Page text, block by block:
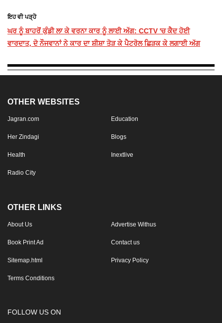
ਇਹ ਵੀ ਪੜ੍ਹੋ
ਘਰ ਨੂੰ ਬਾਹਰੋਂ ਕੁੰਡੀ ਲਾ ਕੇ ਵਰਨਾ ਕਾਰ ਨੂੰ ਲਾਈ ਅੱਗ: CCTV 'ਚ ਕੈਦ ਹੋਈ
ਵਾਰਦਾਤ, ਦੋ ਨੌਜਵਾਨਾਂ ਨੇ ਕਾਰ ਦਾ ਸ਼ੀਸ਼ਾ ਤੋੜ ਕੇ ਪੈਟਰੋਲ ਛਿੜਕ ਕੇ ਲਗਾਈ ਅੱਗ
OTHER WEBSITES
Jagran.com Education
Her Zindagi Blogs
Health Inextlive
Radio City
OTHER LINKS
About Us Advertise Withus
Book Print Ad Contact us
Sitemap.html Privacy Policy
Terms Conditions
FOLLOW US ON